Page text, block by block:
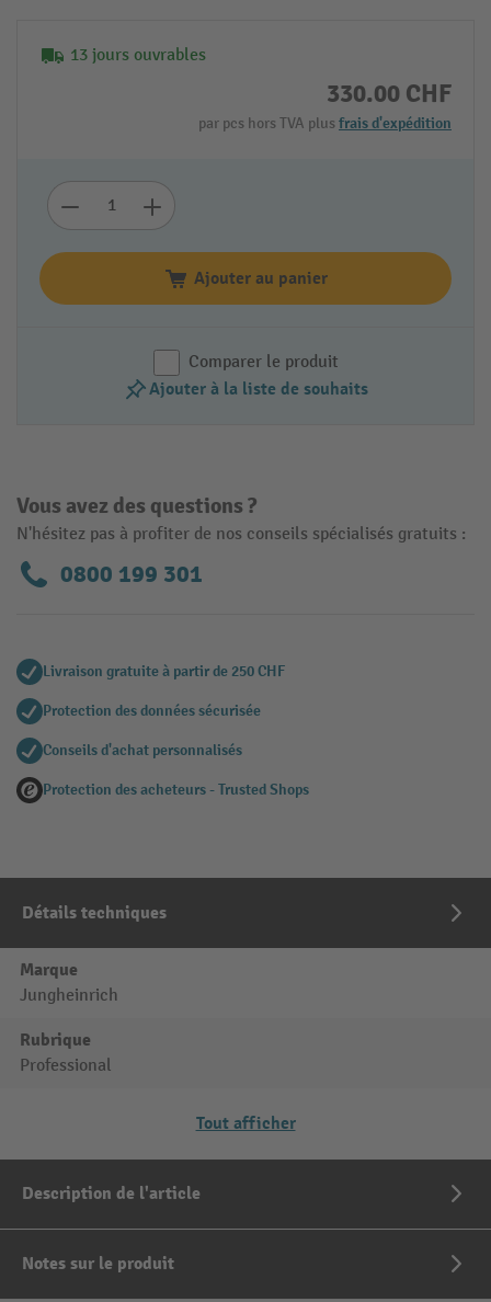
13 jours ouvrables
330.00 CHF
par pcs hors TVA plus frais d'expédition
Ajouter au panier
Comparer le produit
Ajouter à la liste de souhaits
Vous avez des questions ?
N'hésitez pas à profiter de nos conseils spécialisés gratuits :
0800 199 301
Livraison gratuite à partir de 250 CHF
Protection des données sécurisée
Conseils d'achat personnalisés
Protection des acheteurs - Trusted Shops
Détails techniques
Marque
Jungheinrich
Rubrique
Professional
Tout afficher
Description de l'article
Notes sur le produit